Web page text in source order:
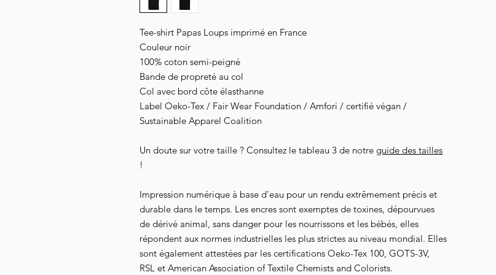
Tee-shirt Papas Loups imprimé en France
Couleur noir
100% coton semi-peigné
Bande de propreté au col
Col avec bord côte élasthanne
Label Oeko-Tex / Fair Wear Foundation / Amfori / certifié végan /
Sustainable Apparel Coalition
Un doute sur votre taille ? Consultez le tableau 3 de notre guide des tailles
!
Impression numérique à base d'eau pour un rendu extrêmement précis et
durable dans le temps. Les encres sont exemptes de toxines, dépourvues
de dérivé animal, sans danger pour les nourrissons et les bébés, elles
répondent aux normes industrielles les plus strictes au niveau mondial. Elles
sont également attestées par les certifications Oeko-Tex 100, GOTS-3V,
RSL et American Association of Textile Chemists and Colorists.